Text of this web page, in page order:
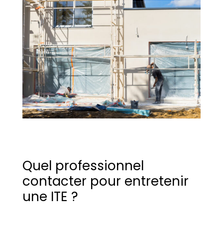
Quel professionnel
contacter pour entretenir
une ITE ?